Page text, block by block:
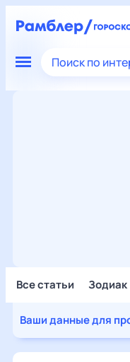
Поиск по
Все статьи Зодиак
Ваши данные для